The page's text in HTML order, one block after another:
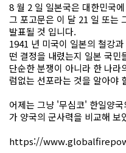
8 월 2 일 일본국은 대한민국
그 포고문은 이 달 21 일 또는
발표될 것 입니다.
1941 년 미국이 일본의 철강
떤 결정을 내렸는지 일본 국민
단순한 분쟁이 아니라 한 나라
럼없는 선포라는 것을 알아야
어제는 그냥 '무심코' 한일양
가 양국의 군사력을 비교해 보
https://